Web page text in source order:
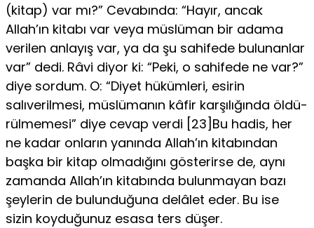
(kitap) var mı?” Ce­vabında: “Hayır, ancak
Allah’ın kitabı var veya müslüman bir ada­ma
verilen anlayış var, ya da şu sahifede bulunanlar
var” dedi. Râvi diyor ki: “Peki, o sahifede ne var?”
diye sordum. O: “Diyet hü­kümleri, esirin
salıverilmesi, müslümanın kâfir karşılığında öldü-
rülmemesi” diye cevap verdi [23]Bu hadis, her
ne kadar onların ya­nında Allah’ın kitabından
başka bir kitap olmadığını gösterirse de, aynı
zamanda Allah’ın kitabında bulunmayan bazı
şeylerin de bulunduğuna delâlet eder. Bu ise
sizin koyduğunuz esasa ters düşer.